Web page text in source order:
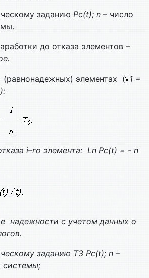
заданию Pс(t); n – число
до отказа элементов –
элементах ( 1 =
i–го элемента: Ln Pс(t) = - n
надежности с учетом данных о
заданию ТЗ Pс(t); n –
системы;